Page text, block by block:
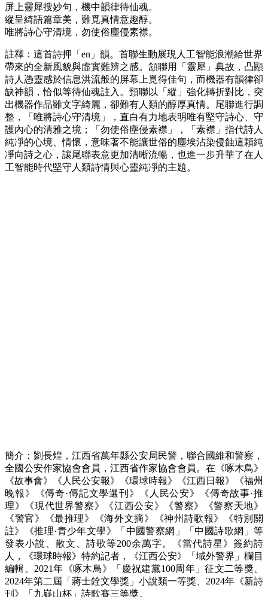
屏上靈犀搜妙句，機中韻律待仙魂。
縱呈綺語篇章美，難覓真情意趣醇。
唯將詩心守清境，勿使俗塵侵素襟。
註釋：這首詩押「en」韻。首聯生動展現人工智能浪潮給世界
帶來的全新風貌與虛實難辨之感。頷聯用「靈犀」典故，凸顯
詩人憑靈感於信息洪流般的屏幕上覓得佳句，而機器有韻律卻
缺神韻，恰似等待仙魂註入。頸聯以「縱」強化轉折對比，突
出機器作品雖文字綺麗，卻難有人類的醇厚真情。尾聯進行調
整，「唯將詩心守清境」，直白有力地表明唯有堅守詩心、守
護內心的清雅之境；「勿使俗塵侵素襟」，「素襟」指代詩人
純凈的心境、情懷，意味著不能讓世俗的塵埃沾染侵蝕這顆純
凈向詩之心，讓尾聯表意更加清晰流暢，也進一步升華了在人
工智能時代堅守人類詩情與心靈純凈的主題。
簡介：劉長煌，江西省萬年縣公安局民警，聯合國維和警察，
全國公安作家協會會員，江西省作家協會會員。在《啄木鳥》
《故事會》《人民公安報》《環球時報》《江西日報》《福州
晚報》《傳奇·傳記文學選刊》《人民公安》《傳奇故事·推
理》《現代世界警察》《江西公安》《警察》《警察天地》
《警官》《最推理》《海外文摘》《神州詩歌報》《特別關
註》《推理·青少年文學》「中國警察網」「中國詩歌網」等
發表小說、散文、詩歌等200余萬字。《當代詩星》簽約詩
人，《環球時報》特約記者，《江西公安》「域外警界」欄目
編輯。2021年《啄木鳥》「慶祝建黨100周年」征文二等獎、
2024年第二屆「蔣士銓文學獎」小說類一等獎、2024年《新詩
刊》「九嶷山杯」詩歌賽三等獎。